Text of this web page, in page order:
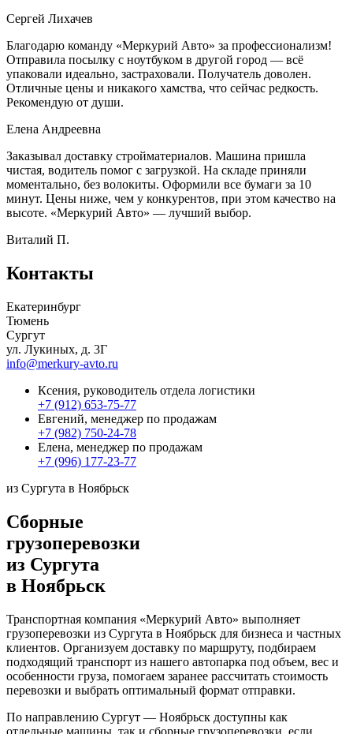
Сергей Лихачев
Благодарю команду «Меркурий Авто» за профессионализм!
Отправила посылку с ноутбуком в другой город — всё
упаковали идеально, застраховали. Получатель доволен.
Отличные цены и никакого хамства, что сейчас редкость.
Рекомендую от души.
Елена Андреевна
Заказывал доставку стройматериалов. Машина пришла
чистая, водитель помог с загрузкой. На складе приняли
моментально, без волокиты. Оформили все бумаги за 10
минут. Цены ниже, чем у конкурентов, при этом качество на
высоте. «Меркурий Авто» — лучший выбор.
Виталий П.
Контакты
Екатеринбург
Тюмень
Сургут
ул. Лукиных, д. 3Г
info@merkury-avto.ru
Ксения, руководитель отдела логистики
+7 (912) 653-75-77
Евгений, менеджер по продажам
+7 (982) 750-24-78
Елена, менеджер по продажам
+7 (996) 177-23-77
из Сургута в Ноябрьск
Сборные
грузоперевозки
из Сургута
в Ноябрьск
Транспортная компания «Меркурий Авто» выполняет
грузоперевозки из Сургута в Ноябрьск для бизнеса и частных
клиентов. Организуем доставку по маршруту, подбираем
подходящий транспорт из нашего автопарка под объем, вес и
особенности груза, помогаем заранее рассчитать стоимость
перевозки и выбрать оптимальный формат отправки.
По направлению Сургут — Ноябрьск доступны как
отдельные машины, так и сборные грузоперевозки, если